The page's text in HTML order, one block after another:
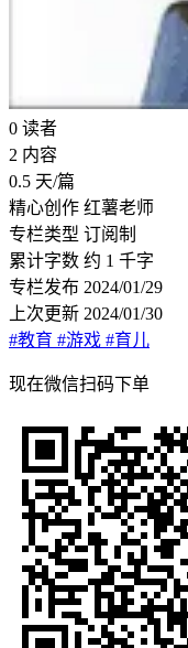
0 读者
2 内容
0.5 天/篇
精心创作 红薯老师
专栏类型 订阅制
累计字数 约 1 千字
专栏发布 2024/01/29
上次更新 2024/01/30
#教育 #游戏 #育儿
现在微信扫码下单